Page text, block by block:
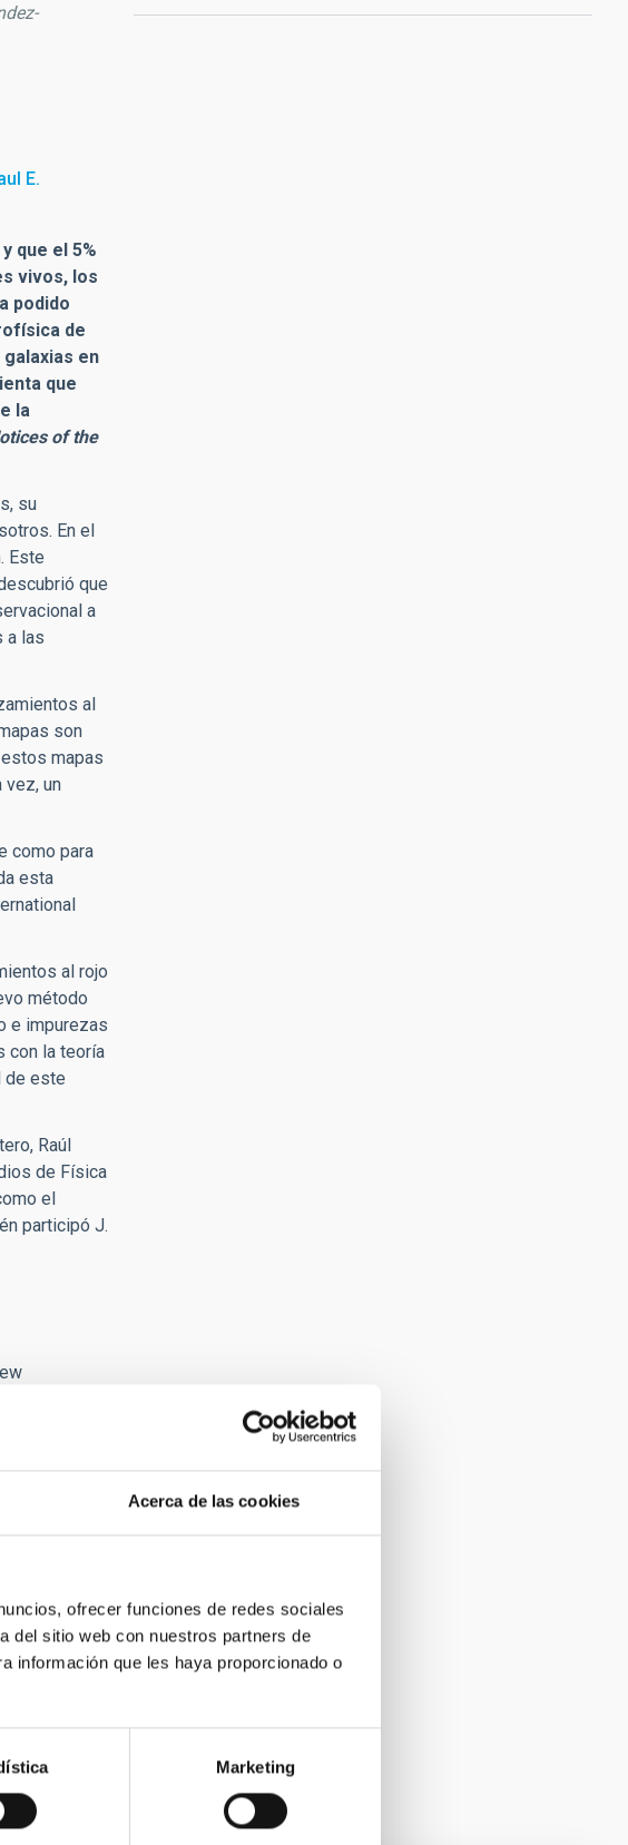
Acerca de las cookies
ofrecer funciones de redes sociales
del sitio web con nuestros partners de
información que les haya proporcionado o
Marketing
E.
que el 5%
vivos, los
podido
de
en
que
la
of the
su
En el
Este
que
a
a las
al
son
mapas
vez, un
como para
esta
al rojo
método
e impurezas
con la teoría
de este
Raúl
de Física
el
participó J.
of
on